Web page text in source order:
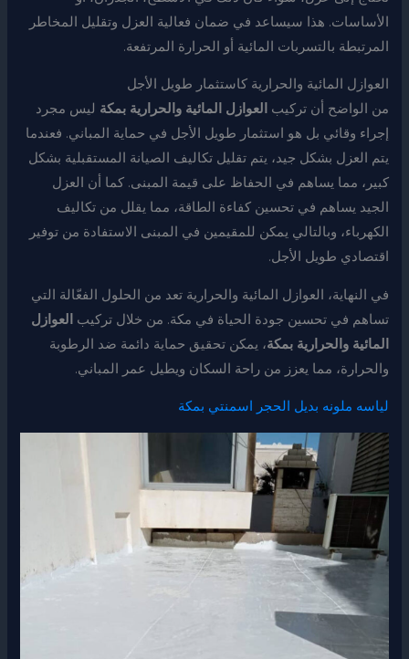
الأساسات. هذا سيساعد في ضمان فعالية العزل وتقليل المخاطر
المرتبطة بالتسربات المائية أو الحرارة المرتفعة.
العوازل المائية والحرارية كاستثمار طويل الأجل
من الواضح أن تركيب العوازل المائية والحرارية بمكة ليس مجرد
إجراء وقائي بل هو استثمار طويل الأجل في حماية المباني. فعندما
يتم العزل بشكل جيد، يتم تقليل تكاليف الصيانة المستقبلية بشكل
كبير، مما يساهم في الحفاظ على قيمة المبنى. كما أن العزل
الجيد يساهم في تحسين كفاءة الطاقة، مما يقلل من تكاليف
الكهرباء، وبالتالي يمكن للمقيمين في المبنى الاستفادة من توفير
اقتصادي طويل الأجل.
في النهاية، العوازل المائية والحرارية تعد من الحلول الفعّالة التي
تساهم في تحسين جودة الحياة في مكة. من خلال تركيب العوازل
المائية والحرارية بمكة، يمكن تحقيق حماية دائمة ضد الرطوبة
والحرارة، مما يعزز من راحة السكان ويطيل عمر المباني.
لياسه ملونه بديل الحجر اسمنتي بمكة